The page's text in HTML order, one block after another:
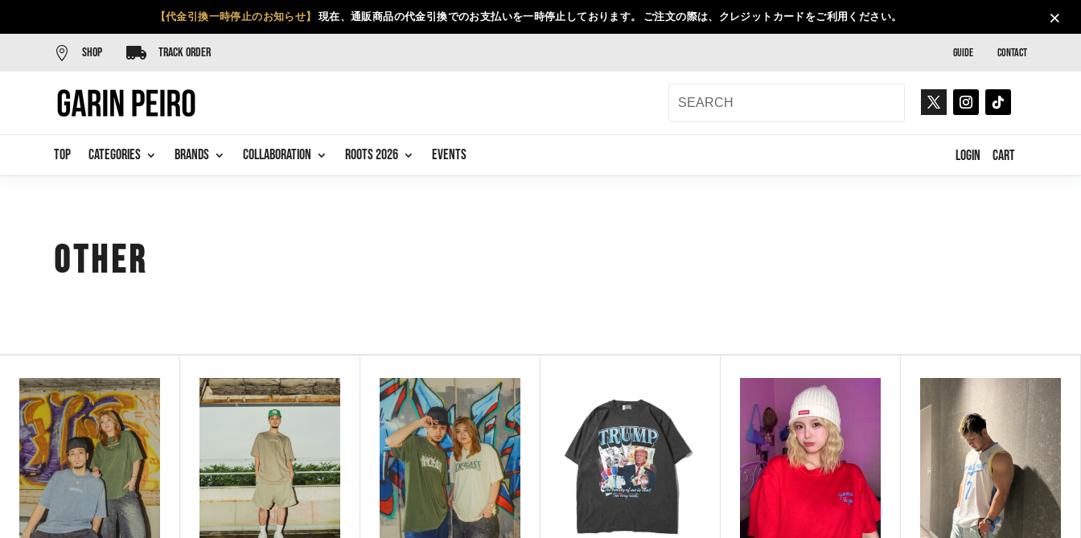
【代金引換一時停止のお知らせ】 現在、通販商品の代金引換でのお支払いを一時停止しております。 ご注文の際は、クレジットカードをご利用ください。 ×
 SHOP  TRACK ORDER GUIDE CONTACT
TOP CATEGORIES BRANDS COLLABORATION ROOTS 2026 EVENTS LOGIN CART
Other